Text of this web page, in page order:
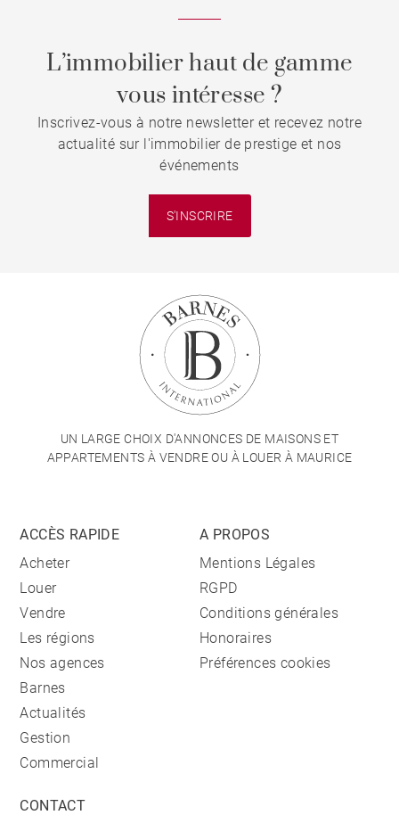
L’immobilier haut de gamme
vous intéresse ?
Inscrivez-vous à notre newsletter et recevez notre
actualité sur l'immobilier de prestige et nos
événements
S'INSCRIRE
UN LARGE CHOIX D'ANNONCES DE MAISONS ET
APPARTEMENTS À VENDRE OU À LOUER À MAURICE
ACCÈS RAPIDE
Acheter
Louer
Vendre
Les régions
Nos agences
Barnes
Actualités
Gestion
Commercial
A PROPOS
Mentions Légales
RGPD
Conditions générales
Honoraires
Préférences cookies
CONTACT